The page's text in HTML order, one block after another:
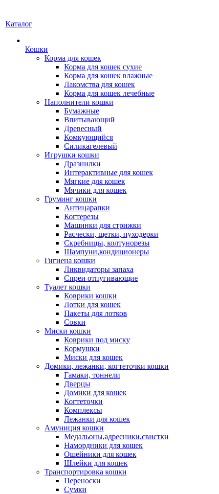
Каталог
Кошки
Корма для кошек
Корма для кошек сухие
Корма для кошек влажные
Лакомства для кошек
Корма для кошек лечебные
Наполнители кошки
Бумажные
Впитывающий
Древесный
Комкующийся
Силикагелевый
Игрушки кошки
Дразнилки
Интерактивные для кошек
Мягкие для кошек
Мячики для кошек
Груминг кошки
Антицарапки
Когтерезы
Машинки для стрижки
Расчески, щетки, пуходерки
Скребницы, колтунорезы
Шампуни,кондиционеры
Гигиена кошки
Ликвидаторы запаха
Спреи отпугивающие
Туалет кошки
Коврики кошки
Лотки для кошек
Пакеты для лотков
Совки
Миски кошки
Коврики под миску
Кормушки
Миски для кошек
Домики, лежанки, когтеточки кошки
Гамаки, тоннели
Дверцы
Домики для кошек
Когтеточки
Комплексы
Лежанки для кошек
Амуниция кошки
Медальоны,адресники,свистки
Намордники для кошек
Ошейники для кошек
Шлейки для кошек
Транспортировка кошки
Переноски
Сумки